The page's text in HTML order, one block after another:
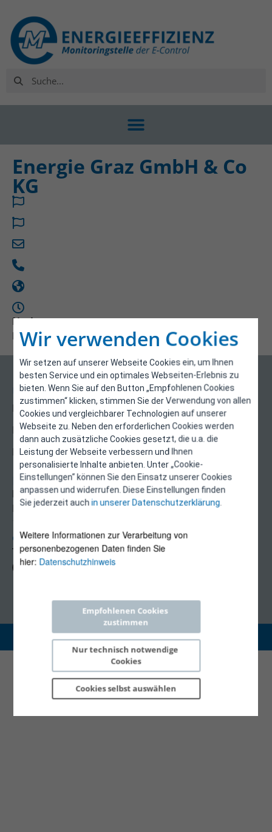
Wir verwenden Cookies
Wir setzen auf unserer Webseite Cookies ein, um Ihnen
besten Service und ein optimales Webseiten-Erlebnis zu
bieten. Wenn Sie auf den Button „Empfohlenen Cookies
zustimmen“ klicken, stimmen Sie der Verwendung von allen
Cookies und vergleichbarer Technologien auf unserer
Webseite zu. Neben den erforderlichen Cookies werden
dann auch zusätzliche Cookies gesetzt, die u.a. die
Leistung der Webseite verbessern und Ihnen
personalisierte Inhalte anbieten. Unter „Cookie-
Einstellungen“ können Sie den Einsatz unserer Cookies
anpassen und widerrufen. Diese Einstellungen finden
Sie jederzeit auchin unserer Datenschutzerklärung.
Weitere Informationen zur Verarbeitung von
personenbezogenen Daten finden Sie
hier: Datenschutzhinweis
Empfohlenen Cookies
zustimmen
Nur technisch notwendige
Cookies
Cookies selbst auswählen
Energie Graz GmbH & Co
KG
Notizen
Downloads
Über uns
Kontakt
Impressum
Datenschutzerklärung
Kontakt
E-Control
Rudolfsplatz 13a
energieeffizienz@e-control.at
Tel +43 1 5324724
(Mo, Mi-Fr 09:30-12:30 Uhr)
Copyright 2026 © E-Control